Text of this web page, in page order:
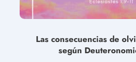
Las consecuencias de
según